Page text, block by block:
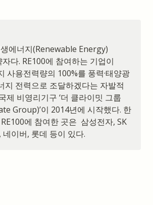
생에너지(Renewable Energy)
자다. RE100에 참여하는 기업이
사용전력량의 100%를 풍력·태양광
지 전력으로 조달하겠다는 자발적
제 비영리기구 ‘더 클라이밋 그룹
Group)’이 2014년에 시작했다. 한
에 참여한 곳은  삼성전자, SK
네이버, 롯데 등이 있다.